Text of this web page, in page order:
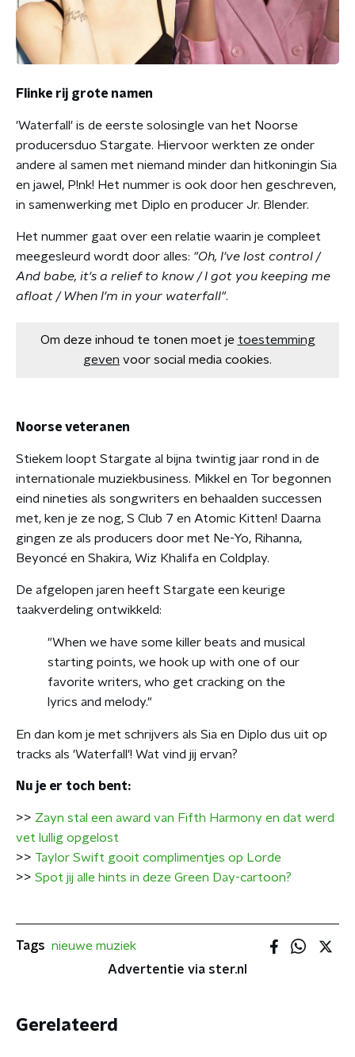
Flinke rij grote namen
'Waterfall' is de eerste solosingle van het Noorse
producersduo Stargate. Hiervoor werkten ze onder
andere al samen met niemand minder dan hitkoningin Sia
en jawel, P!nk! Het nummer is ook door hen geschreven,
in samenwerking met Diplo en producer Jr. Blender.
Het nummer gaat over een relatie waarin je compleet
meegesleurd wordt door alles: "Oh, I've lost control /
And babe, it's a relief to know / I got you keeping me
afloat / When I'm in your waterfall".
Om deze inhoud te tonen moet je toestemming
geven voor social media cookies.
Noorse veteranen
Stiekem loopt Stargate al bijna twintig jaar rond in de
internationale muziekbusiness. Mikkel en Tor begonnen
eind nineties als songwriters en behaalden successen
met, ken je ze nog, S Club 7 en Atomic Kitten! Daarna
gingen ze als producers door met Ne-Yo, Rihanna,
Beyoncé en Shakira, Wiz Khalifa en Coldplay.
De afgelopen jaren heeft Stargate een keurige
taakverdeling ontwikkeld:
"When we have some killer beats and musical
starting points, we hook up with one of our
favorite writers, who get cracking on the
lyrics and melody."
En dan kom je met schrijvers als Sia en Diplo dus uit op
tracks als 'Waterfall'! Wat vind jij ervan?
Nu je er toch bent:
>> Zayn stal een award van Fifth Harmony en dat werd
vet lullig opgelost
>> Taylor Swift gooit complimentjes op Lorde
>> Spot jij alle hints in deze Green Day-cartoon?
Tags nieuwe muziek
Advertentie via ster.nl
Gerelateerd